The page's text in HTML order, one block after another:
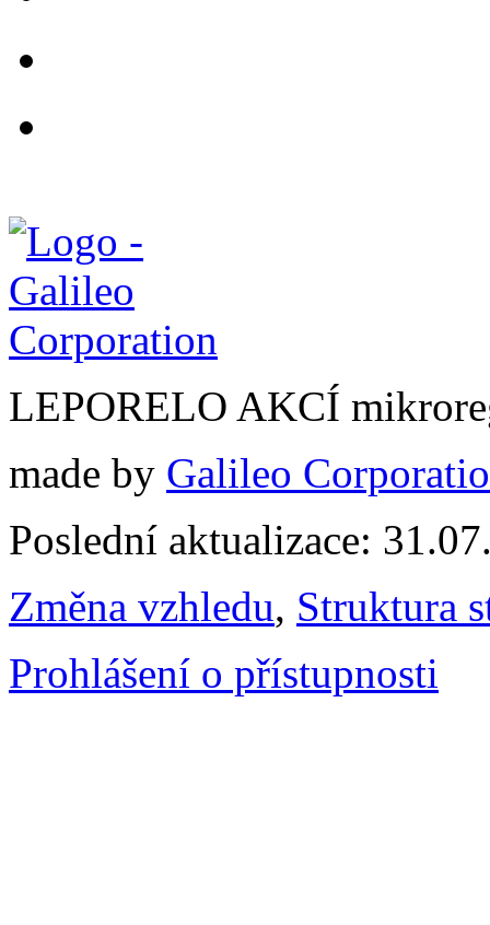
LEPORELO AKCÍ
made by Galileo
Poslední aktualizace:
Změna vzhledu, Struktura
Prohlášení o přístupnosti